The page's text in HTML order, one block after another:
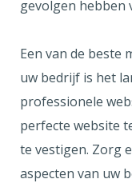
gevolgen hebben
Een van de beste
uw bedrijf is het
professionele
perfecte website
te vestigen. Zorg
aspecten van uw